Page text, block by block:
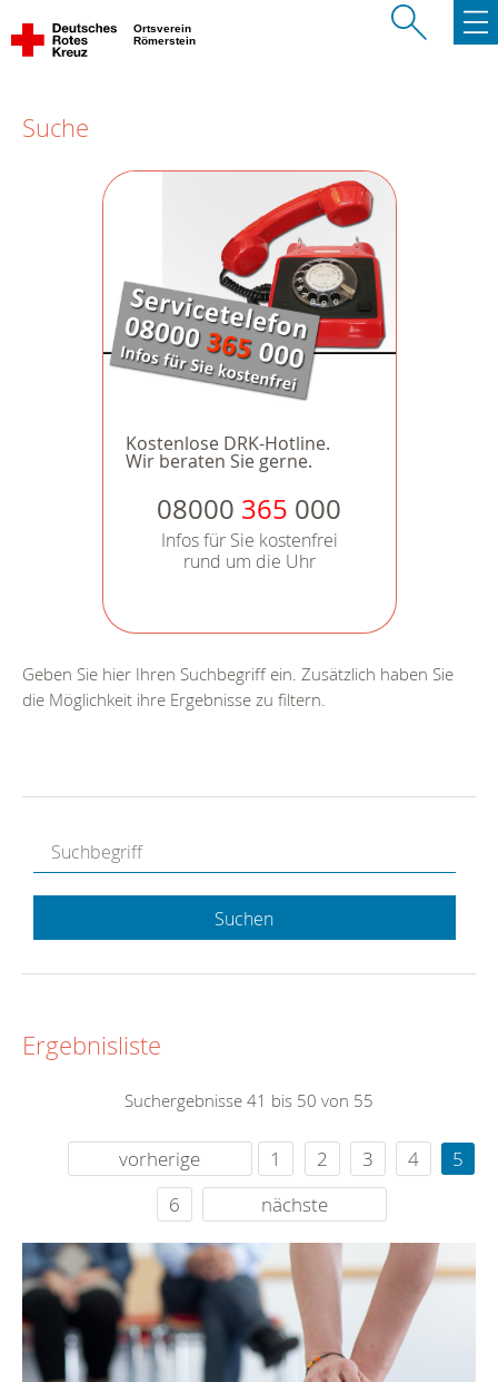
Ortsverein
Römerstein
Suche
Kostenlose DRK-Hotline.
Wir beraten Sie gerne.
08000 365 000
Infos für Sie kostenfrei
rund um die Uhr
Geben Sie hier Ihren Suchbegriff ein. Zusätzlich haben Sie
die Möglichkeit ihre Ergebnisse zu filtern.
Suchen
Ergebnisliste
Suchergebnisse 41 bis 50 von 55
vorherige 1 2 3 4
5
6
nächste